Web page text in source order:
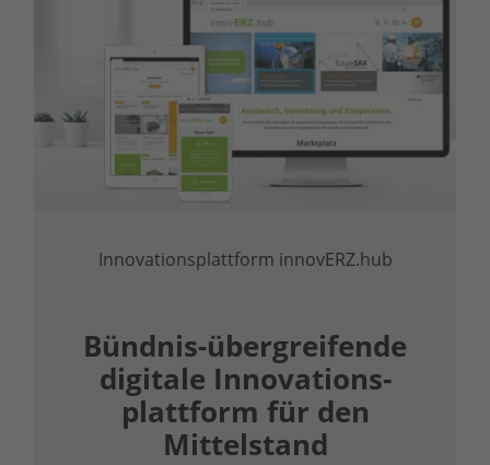
Innovationsplattform innovERZ.hub
Bündnis-übergreifende
digitale Innovations­
plattform für den
Mittelstand